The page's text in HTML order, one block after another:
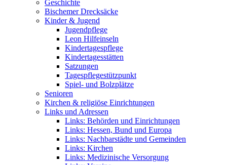
Geschichte
Bischemer Drecksäcke
Kinder & Jugend
Jugendpflege
Leon Hilfeinseln
Kindertagespflege
Kindertagesstätten
Satzungen
Tagespflegestützpunkt
Spiel- und Bolzplätze
Senioren
Kirchen & religiöse Einrichtungen
Links und Adressen
Links: Behörden und Einrichtungen
Links: Hessen, Bund und Europa
Links: Nachbarstädte und Gemeinden
Links: Kirchen
Links: Medizinische Versorgung